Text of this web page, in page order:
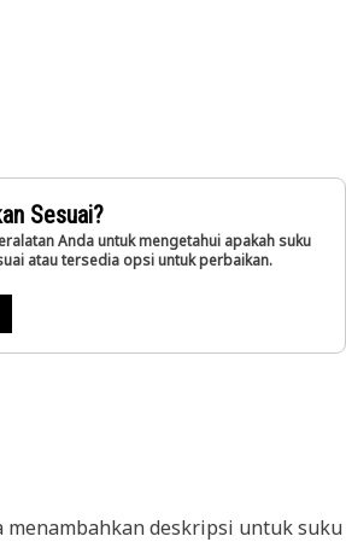
Sesuai?
Anda untuk mengetahui apakah suku
atau tersedia opsi untuk perbaikan.
menambahkan deskripsi untuk suku